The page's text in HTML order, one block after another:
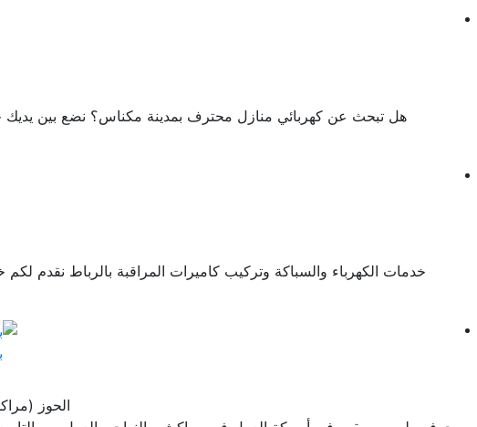
هل تبحث عن كهربائي منازل محترف بمدينة مكناس؟ نضع بين يديك
خدمات الكهرباء والسباكة وتركيب كاميرات المراقبة بالرباط نقدم
الحوز